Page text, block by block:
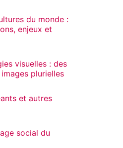
du monde :
enjeux et
visuelles : des
plurielles
et autres
social du